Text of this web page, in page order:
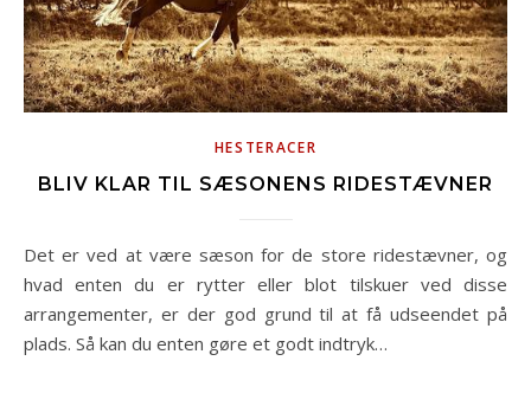
HESTERACER
BLIV KLAR TIL SÆSONENS RIDESTÆVNER
Det er ved at være sæson for de store ridestævner, og
hvad enten du er rytter eller blot tilskuer ved disse
arrangementer, er der god grund til at få udseendet på
plads. Så kan du enten gøre et godt indtryk…